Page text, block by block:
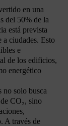
en una
del 50% de la
está prevista
a ciudades. Esto
e
de los edificios,
energético
no solo busca
CO₂, sino
A través de